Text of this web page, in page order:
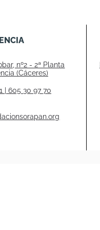
nº2 - 2ª Planta
(Cáceres)
| 605 30 97 70